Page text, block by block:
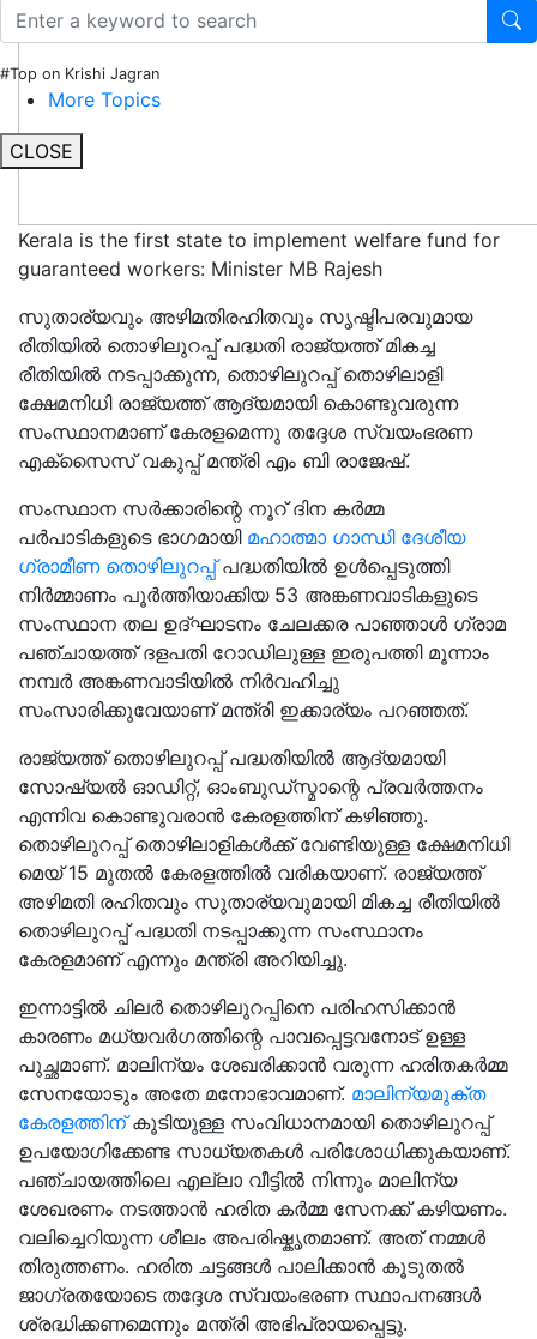
#Top on Krishi Jagran
More Topics
CLOSE
Kerala is the first state to implement welfare fund for
guaranteed workers: Minister MB Rajesh
സുതാര്യവും അഴിമതിരഹിതവും സൃഷ്ടിപരവുമായ
രീതിയിൽ തൊഴിലുറപ്പ് പദ്ധതി രാജ്യത്ത് മികച്ച
രീതിയിൽ നടപ്പാക്കുന്ന, തൊഴിലുറപ്പ് തൊഴിലാളി
ക്ഷേമനിധി രാജ്യത്ത് ആദ്യമായി കൊണ്ടുവരുന്ന
സംസ്ഥാനമാണ് കേരളമെന്നു തദ്ദേശ സ്വയംഭരണ
എക്സൈസ് വകുപ്പ് മന്ത്രി എം ബി രാജേഷ്.
സംസ്ഥാന സർക്കാരിന്റെ നൂറ് ദിന കർമ്മ
പർപാടികളുടെ ഭാഗമായി മഹാത്മാ ഗാന്ധി ദേശീയ
ഗ്രാമീണ തൊഴിലുറപ്പ്പദ്ധതിയിൽ ഉൾപ്പെടുത്തി
നിർമ്മാണം പൂർത്തിയാക്കിയ 53 അങ്കണവാടികളുടെ
സംസ്ഥാന തല ഉദ്ഘാടനം ചേലക്കര പാഞ്ഞാൾ ഗ്രാമ
പഞ്ചായത്ത് ദളപതി റോഡിലുള്ള ഇരുപത്തി മൂന്നാം
നമ്പർ അങ്കണവാടിയിൽ നിർവഹിച്ചു
സംസാരിക്കുവേയാണ് മന്ത്രി ഇക്കാര്യം പറഞ്ഞത്.
രാജ്യത്ത് തൊഴിലുറപ്പ് പദ്ധതിയിൽ ആദ്യമായി
സോഷ്യൽ ഓഡിറ്റ്, ഓംബുഡ്സ്മാന്റെ പ്രവർത്തനം
എന്നിവ കൊണ്ടുവരാൻ കേരളത്തിന് കഴിഞ്ഞു.
തൊഴിലുറപ്പ് തൊഴിലാളികൾക്ക് വേണ്ടിയുള്ള ക്ഷേമനിധി
മെയ് 15 മുതൽ കേരളത്തിൽ വരികയാണ്. രാജ്യത്ത്
അഴിമതി രഹിതവും സുതാര്യവുമായി മികച്ച രീതിയിൽ
തൊഴിലുറപ്പ് പദ്ധതി നടപ്പാക്കുന്ന സംസ്ഥാനം
കേരളമാണ് എന്നും മന്ത്രി അറിയിച്ചു.
ഇന്നാട്ടിൽ ചിലർ തൊഴിലുറപ്പിനെ പരിഹസിക്കാൻ
കാരണം മധ്യവർഗത്തിന്റെ പാവപ്പെട്ടവനോട് ഉള്ള
പുച്ഛമാണ്. മാലിന്യം ശേഖരിക്കാൻ വരുന്ന ഹരിതകർമ്മ
സേനയോടും അതേ മനോഭാവമാണ്. മാലിന്യമുക്ത
കേരളത്തിന്കൂടിയുള്ള സംവിധാനമായി തൊഴിലുറപ്പ്
ഉപയോഗിക്കേണ്ട സാധ്യതകൾ പരിശോധിക്കുകയാണ്.
പഞ്ചായത്തിലെ എല്ലാ വീട്ടിൽ നിന്നും മാലിന്യ
ശേഖരണം നടത്താൻ ഹരിത കർമ്മ സേനക്ക് കഴിയണം.
വലിച്ചെറിയുന്ന ശീലം അപരിഷ്കൃതമാണ്. അത് നമ്മൾ
തിരുത്തണം. ഹരിത ചട്ടങ്ങൾ പാലിക്കാൻ കൂടുതൽ
ജാഗ്രതയോടെ തദ്ദേശ സ്വയംഭരണ സ്ഥാപനങ്ങൾ
ശ്രദ്ധിക്കണമെന്നും മന്ത്രി അഭിപ്രായപ്പെട്ടു.